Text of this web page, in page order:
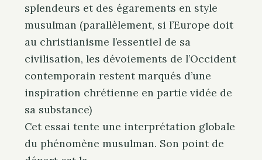
splendeurs et des égarements en style
musulman (parallèlement, si l’Europe doit
au christianisme l’essentiel de sa
civilisation, les dévoiements de l’Occident
contemporain restent marqués d’une
inspiration chrétienne en partie vidée de
sa substance)
Cet essai tente une interprétation globale
du phénomène musulman. Son point de